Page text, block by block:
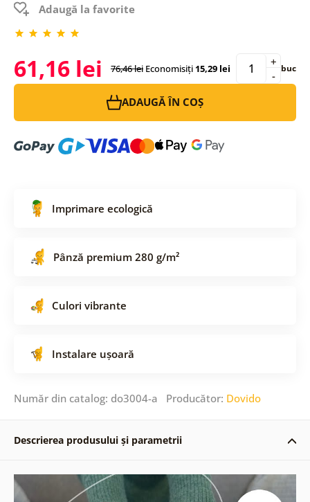
Adaugă la favorite
61,16 lei 76,46 lei Economisiți15,29 lei -
+ buc
ADAUGĂ ÎN COȘ
Imprimare ecologică
Pânză premium 280 g/m²
Culori vibrante
Instalare ușoară
Număr din catalog: do3004-a Producător: Dovido
Descrierea produsului și parametrii